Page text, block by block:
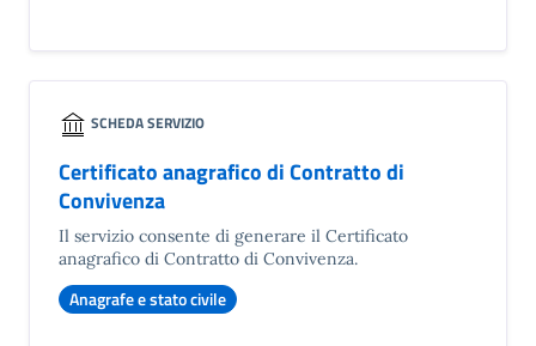
SCHEDA SERVIZIO
Certificato anagrafico di Contratto di
Convivenza
Il servizio consente di generare il Certificato
anagrafico di Contratto di Convivenza.
Anagrafe e stato civile